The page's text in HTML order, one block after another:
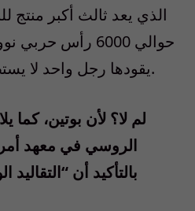
الذي يعد ثالث أكبر منتج
حوالي 6000 رأس
يقودها رجل واحد لا يستطيع الاعتراف بالهزيمة.
لم لا؟ لأن بوتين، كما
الروسي في معهد
بالتأكيد أن